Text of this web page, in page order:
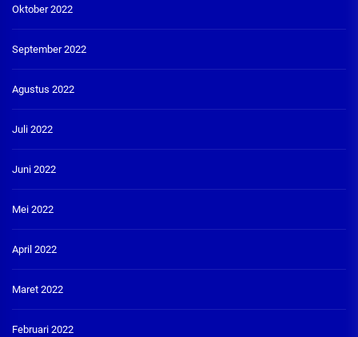
Oktober 2022
September 2022
Agustus 2022
Juli 2022
Juni 2022
Mei 2022
April 2022
Maret 2022
Februari 2022